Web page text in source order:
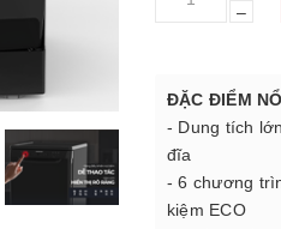
–
ĐẶC ĐIỂM
- Dung tích
đĩa
- 6 chương
kiệm ECO